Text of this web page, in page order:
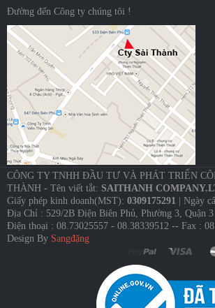
Đường đến Công ty chúng tôi !
CÔNG TY TNHH ĐẦU TƯ VÀ PHÁT TRIỂN
THÀNH - Tên viết tắt: SAITHANH
Giấy phép kinh doanh(MST): 0309175291 | Ngày
Địa Chỉ : 529/2B Điện Biên Phủ, Phường 3, Quận
Điện thoại : 08.73025557 - 08.38339512 -- Fax :
Design By Sangđặng